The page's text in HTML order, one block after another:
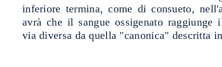
inferiore termina, come di consueto,
avrà che il sangue ossigenato raggiunge
via diversa da quella "canonica" descritta